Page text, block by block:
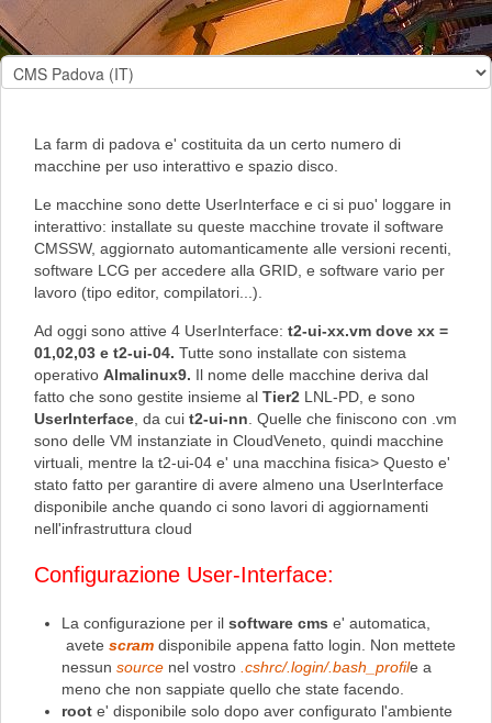
La farm di padova e' costituita da un certo numero di
macchine per uso interattivo e spazio disco.
Le macchine sono dette UserInterface e ci si puo' loggare in
interattivo: installate su queste macchine trovate il software
CMSSW, aggiornato automanticamente alle versioni recenti,
software LCG per accedere alla GRID, e software vario per
lavoro (tipo editor, compilatori...).
Ad oggi sono attive 4 UserInterface: t2-ui-xx.vm dove xx =
01,02,03 e t2-ui-04. Tutte sono installate con sistema
operativo Almalinux9. Il nome delle macchine deriva dal
fatto che sono gestite insieme al Tier2 LNL-PD, e sono
UserInterface , da cui t2-ui-nn . Quelle che finiscono con .vm
sono delle VM instanziate in CloudVeneto, quindi macchine
virtuali, mentre la t2-ui-04 e' una macchina fisica> Questo e'
stato fatto per garantire di avere almeno una UserInterface
disponibile anche quando ci sono lavori di aggiornamenti
nell'infrastruttura cloud
Configurazione User-Interface:
La configurazione per il software cms e' automatica,
avete scram disponibile appena fatto login. Non mettete
nessun source nel vostro .cshrc/.login/.bash_profile a
meno che non sappiate quello che state facendo.
root e' disponibile solo dopo aver configurato l'ambiente